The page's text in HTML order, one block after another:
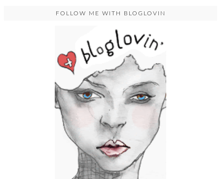
FOLLOW ME WITH BLOGLOVIN